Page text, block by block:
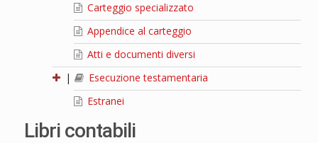
Carteggio specializzato
Appendice al carteggio
Atti e documenti diversi
|
Esecuzione testamentaria
Estranei
Libri contabili